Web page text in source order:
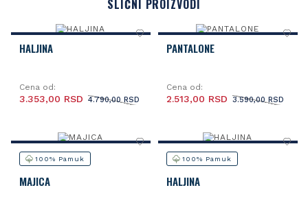
SLIČNI PROIZVODI
HALJINA
Cena od:
4.790,00 RSD
3.353,00 RSD
PANTALONE
Cena od:
3.590,00 RSD
2.513,00 RSD
100% Pamuk
MAJICA
100% Pamuk
HALJINA